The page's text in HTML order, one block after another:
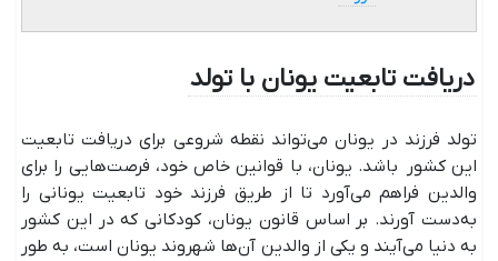
دریافت تابعیت یونان با تولد
تولد فرزند در یونان می‌تواند نقطه شروعی برای دریافت تابعیت
این کشور باشد. یونان، با قوانین خاص خود، فرصت‌هایی را برای
والدین فراهم می‌آورد تا از طریق فرزند خود تابعیت یونانی را
به‌دست آورند. بر اساس قانون یونان، کودکانی که در این کشور
به دنیا می‌آیند و یکی از والدین آن‌ها شهروند یونان است، به طور